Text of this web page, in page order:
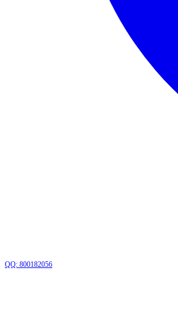
QQ: 800182056